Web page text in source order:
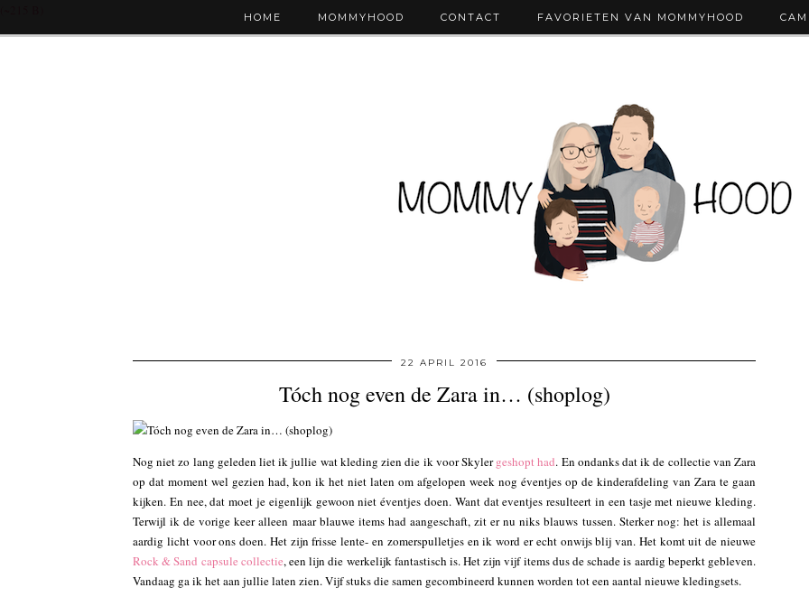
HOME MOMMYHOOD CONTACT FAVORIETEN VAN MOMMYHOOD
22 APRIL 2016
Tóch nog even de Zara in… (shoplog)
Nog niet zo lang geleden liet ik jullie wat kleding zien die ik voor Skylergeshopt had. En ondanks dat ik de collectie van Zara
op dat moment wel gezien had, kon ik het niet laten om afgelopen week nog éventjes op de kinderafdeling van Zara te gaan
kijken. En nee, dat moet je eigenlijk gewoon niet éventjes doen. Want dat eventjes resulteert in een tasje met nieuwe kleding.
Terwijl ik de vorige keer alleen maar blauwe items had aangeschaft, zit er nu niks blauws tussen. Sterker nog: het is allemaal
aardig licht voor ons doen. Het zijn frisse lente- en zomerspulletjes en ik word er echt onwijs blij van. Het komt uit de nieuwe
Rock & Sand capsule collectie, een lijn die werkelijk fantastisch is. Het zijn vijf items dus de schade is aardig beperkt gebleven.
Vandaag ga ik het aan jullie laten zien. Vijf stuks die samen gecombineerd kunnen worden tot een aantal nieuwe kledingsets.